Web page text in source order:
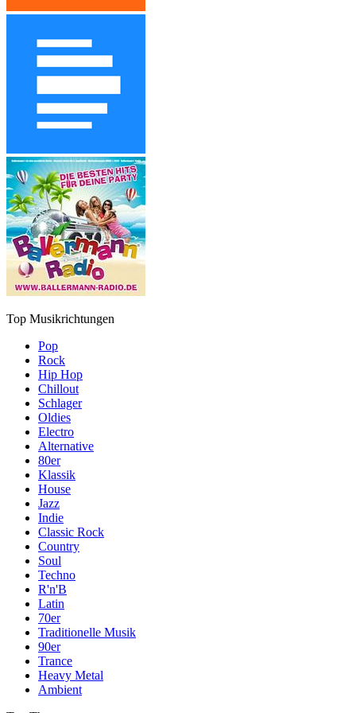
Top Musikrichtungen
Pop
Rock
Hip Hop
Chillout
Schlager
Oldies
Electro
Alternative
80er
Klassik
House
Jazz
Indie
Classic Rock
Country
Soul
Techno
R'n'B
Latin
70er
Traditionelle Musik
90er
Trance
Heavy Metal
Ambient